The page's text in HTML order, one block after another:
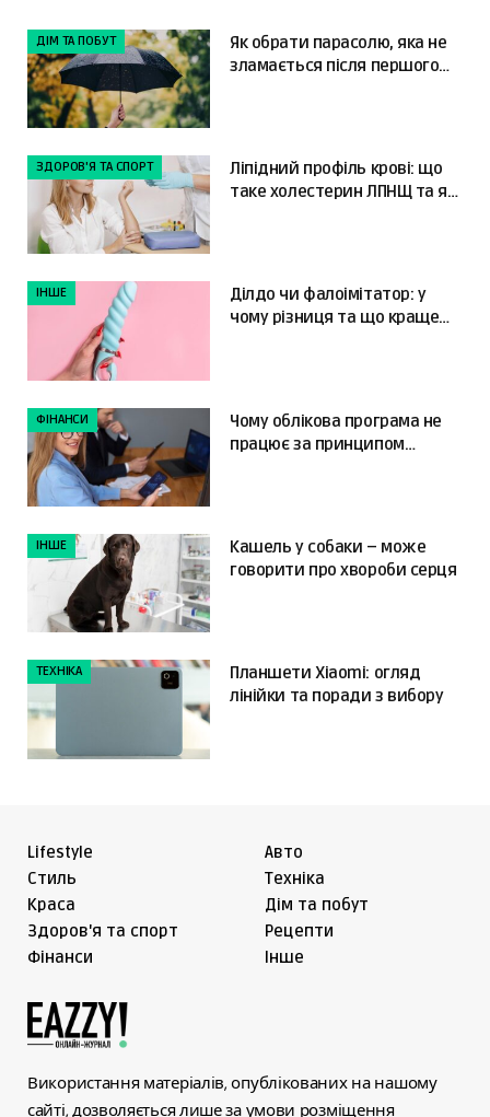
ДІМ ТА ПОБУТ
Як обрати парасолю, яка не
зламається після першого
ЗДОРОВ'Я ТА СПОРТ
Ліпідний профіль крові: що
таке холестерин ЛПНЩ та як
ІНШЕ
Ділдо чи фалоімітатор: у
чому різниця та що краще
ФІНАНСИ
Чому облікова програма не
працює за принципом
ІНШЕ
Кашель у собаки – може
говорити про хвороби серця
ТЕХНІКА
Планшети Xiaomi: огляд
лінійки та поради з вибору
Lifestyle
Cтиль
Краса
Здоров'я та спорт
Фінанси
Авто
Техніка
Дім та побут
Рецепти
Інше
Використання матеріалів, опублікованих на нашому
сайті, дозволяється лише за умови розміщення